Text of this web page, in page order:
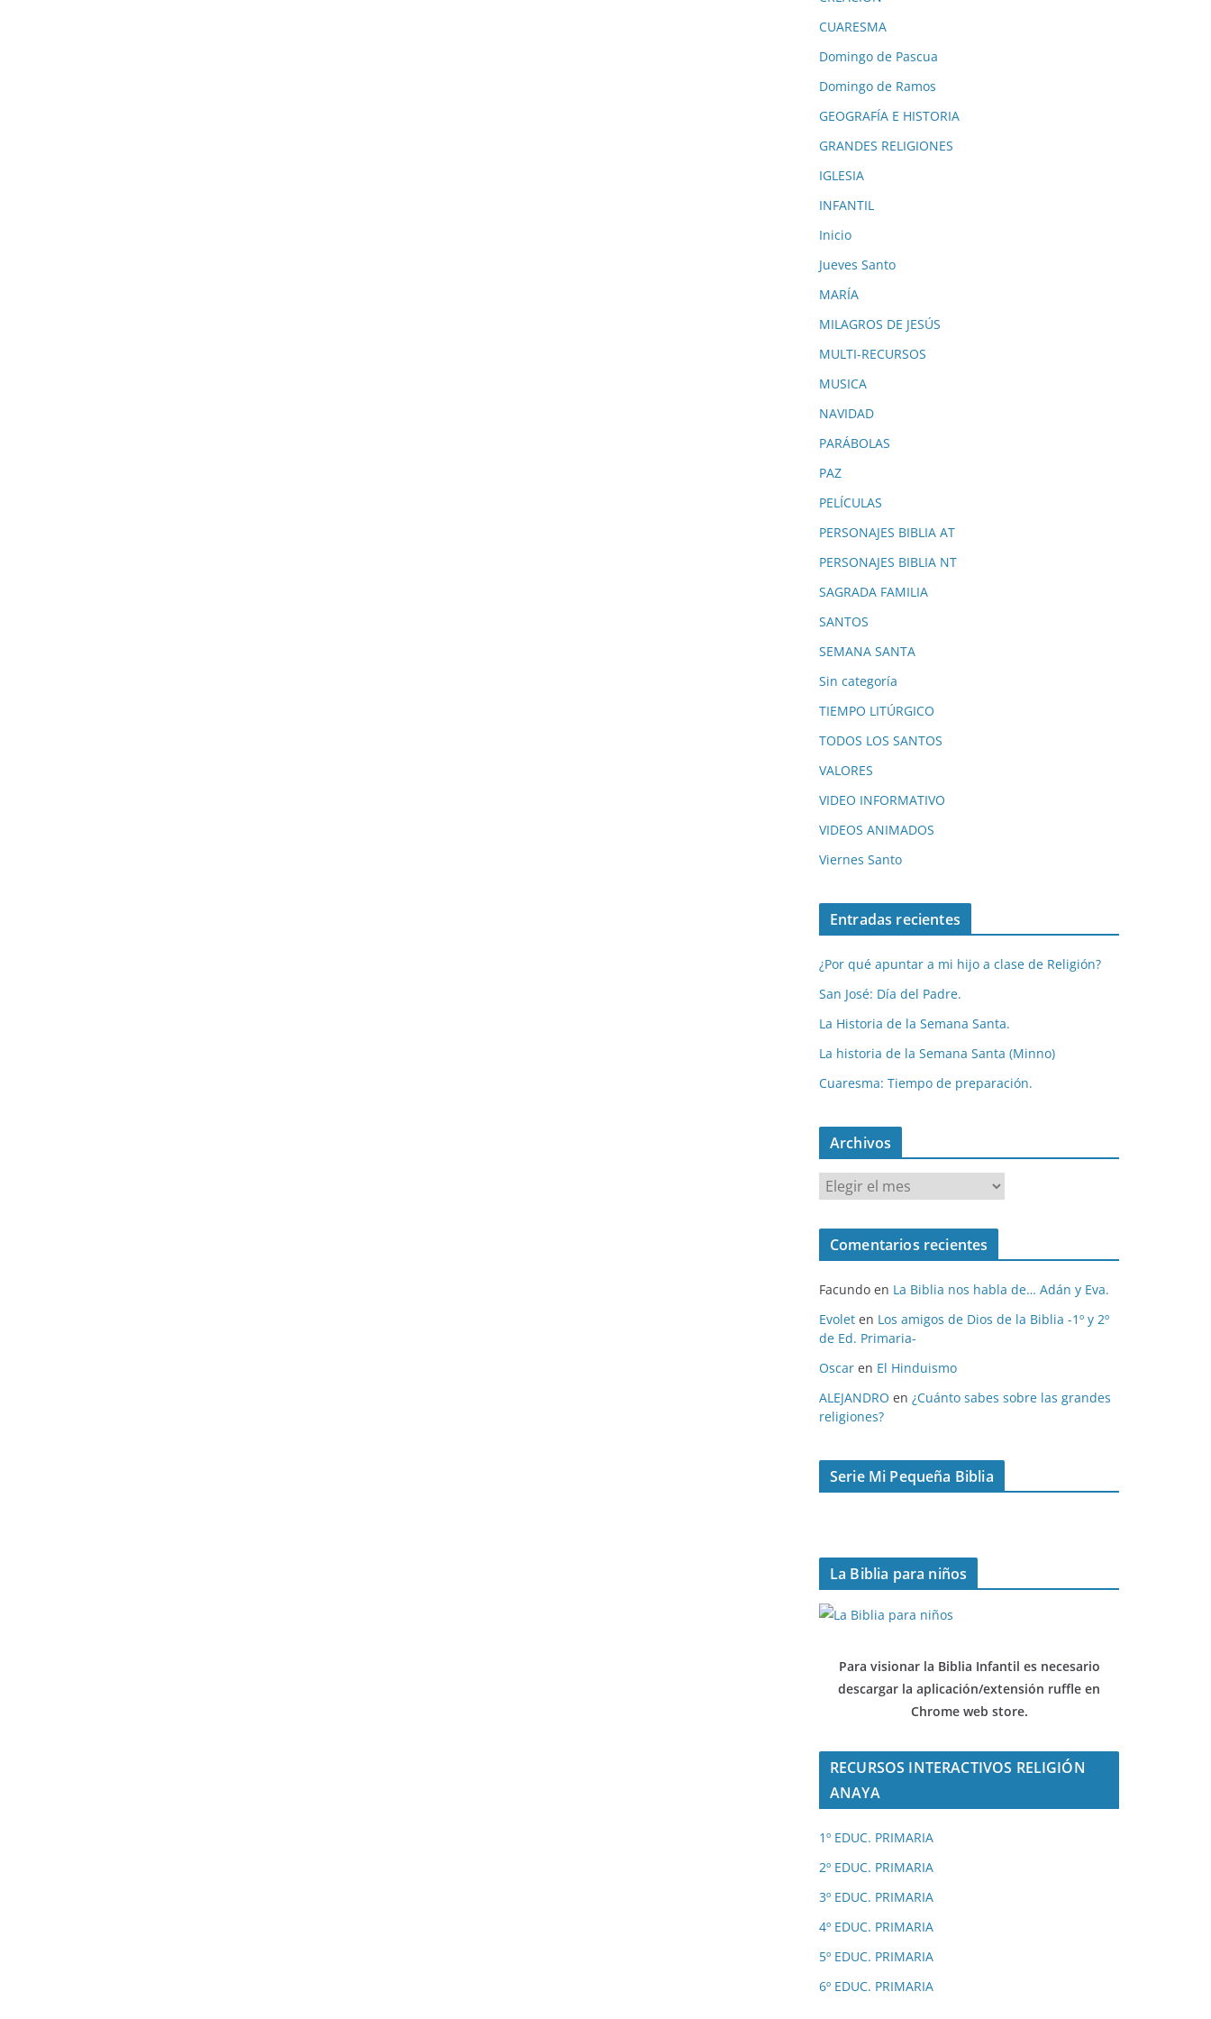
CUARESMA
Domingo de Pascua
Domingo de Ramos
GEOGRAFÍA E HISTORIA
GRANDES RELIGIONES
IGLESIA
INFANTIL
Inicio
Jueves Santo
MARÍA
MILAGROS DE JESÚS
MULTI-RECURSOS
MUSICA
NAVIDAD
PARÁBOLAS
PAZ
PELÍCULAS
PERSONAJES BIBLIA AT
PERSONAJES BIBLIA NT
SAGRADA FAMILIA
SANTOS
SEMANA SANTA
Sin categoría
TIEMPO LITÚRGICO
TODOS LOS SANTOS
VALORES
VIDEO INFORMATIVO
VIDEOS ANIMADOS
Viernes Santo
Entradas recientes
¿Por qué apuntar a mi hijo a clase de Religión?
San José: Día del Padre.
La Historia de la Semana Santa.
La historia de la Semana Santa (Minno)
Cuaresma: Tiempo de preparación.
Archivos
c
v
o
s
Comentarios recientes
Facundo en La Biblia nos habla de… Adán y Eva.
Evolet en Los amigos de Dios de la Biblia -1º y 2º
de Ed. Primaria-
Oscar en El Hinduismo
ALEJANDRO en ¿Cuánto sabes sobre las grandes
religiones?
Serie Mi Pequeña Biblia
La Biblia para niños
Para visionar la Biblia Infantil es necesario
descargar la aplicación/extensión ruffle en
Chrome web store.
RECURSOS INTERACTIVOS RELIGIÓN
ANAYA
1º EDUC. PRIMARIA
2º EDUC. PRIMARIA
3º EDUC. PRIMARIA
4º EDUC. PRIMARIA
5º EDUC. PRIMARIA
6º EDUC. PRIMARIA